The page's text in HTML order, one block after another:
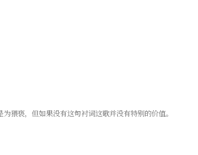
猥亵，但如果没有这句衬词这歌并没有特别的价值。